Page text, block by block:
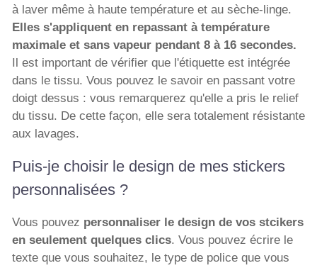
à laver même à haute température et au sèche-linge.
Elles s'appliquent en repassant à température
maximale et sans vapeur pendant 8 à 16 secondes.
Il est important de vérifier que l'étiquette est intégrée
dans le tissu. Vous pouvez le savoir en passant votre
doigt dessus : vous remarquerez qu'elle a pris le relief
du tissu. De cette façon, elle sera totalement résistante
aux lavages.
Puis-je choisir le design de mes stickers
personnalisées ?
Vous pouvez personnaliser le design de vos stcikers
en seulement quelques clics. Vous pouvez écrire le
texte que vous souhaitez, le type de police que vous